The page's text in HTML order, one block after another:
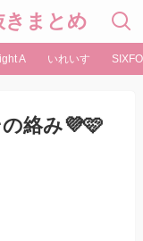
きまとめ
A いれいす
絡み💜‪🩷